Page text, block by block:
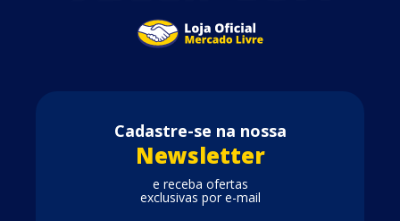
Cadastre-se na nossa
Newsletter
e receba ofertas
exclusivas por e-mail